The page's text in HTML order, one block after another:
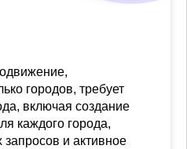
городов, требует
включая создание
каждого города,
и активное